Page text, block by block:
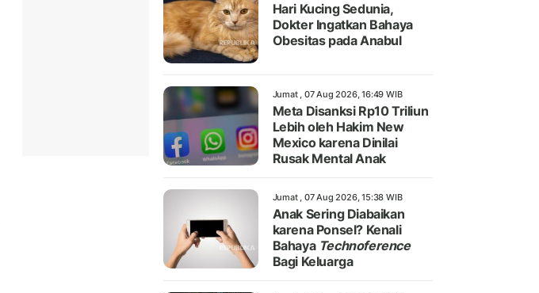
Hari Kucing Sedunia,
Dokter Ingatkan Bahaya
Obesitas pada Anabul
Jumat , 07 Aug 2026, 16:49 WIB
Meta Disanksi Rp10 Triliun
Lebih oleh Hakim New
Mexico karena Dinilai
Rusak Mental Anak
Jumat , 07 Aug 2026, 15:38 WIB
Anak Sering Diabaikan
karena Ponsel? Kenali
Bahaya Technoference
Bagi Keluarga